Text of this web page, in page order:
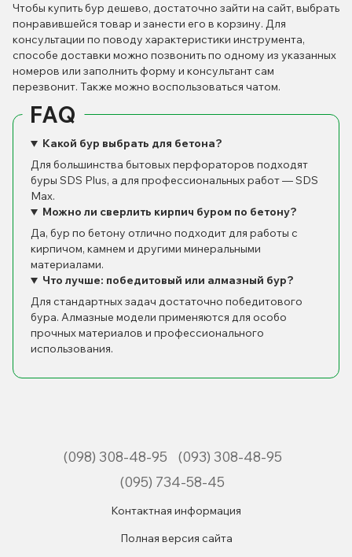
Чтобы купить бур дешево, достаточно зайти на сайт, выбрать
понравившейся товар и занести его в корзину. Для
консультации по поводу характеристики инструмента,
способе доставки можно позвонить по одному из указанных
номеров или заполнить форму и консультант сам
перезвонит. Также можно воспользоваться чатом.
FAQ
Какой бур выбрать для бетона?
Для большинства бытовых перфораторов подходят
буры SDS Plus, а для профессиональных работ — SDS
Max.
Можно ли сверлить кирпич буром по бетону?
Да, бур по бетону отлично подходит для работы с
кирпичом, камнем и другими минеральными
материалами.
Что лучше: победитовый или алмазный бур?
Для стандартных задач достаточно победитового
бура. Алмазные модели применяются для особо
прочных материалов и профессионального
использования.
(098) 308-48-95
(093) 308-48-95
(095) 734-58-45
Контактная информация
Полная версия сайта